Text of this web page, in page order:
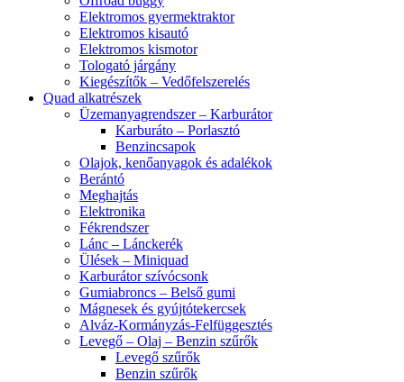
Elektromos gyermektraktor
Elektromos kisautó
Elektromos kismotor
Tologató járgány
Kiegészítők – Vedőfelszerelés
Quad alkatrészek
Üzemanyagrendszer – Karburátor
Karburáto – Porlasztó
Benzincsapok
Olajok, kenőanyagok és adalékok
Berántó
Meghajtás
Elektronika
Fékrendszer
Lánc – Lánckerék
Ülések – Miniquad
Karburátor szívócsonk
Gumiabroncs – Belső gumi
Mágnesek és gyújtótekercsek
Alváz-Kormányzás-Felfüggesztés
Levegő – Olaj – Benzin szűrők
Levegő szűrők
Benzin szűrők